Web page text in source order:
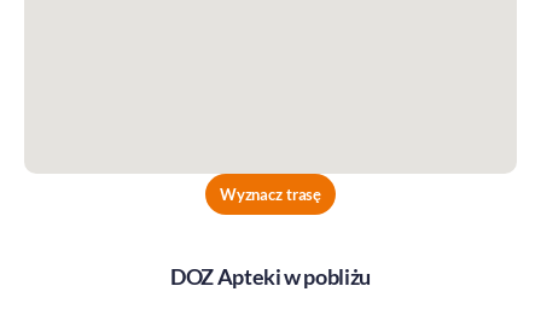
Wyznacz trasę
DOZ Apteki w pobliżu